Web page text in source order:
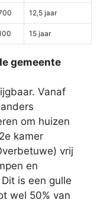
12,5 jaar
15 jaar
gemeente
Vanaf
om huizen
kamer
vrij
en
is een gulle
wel 50% van